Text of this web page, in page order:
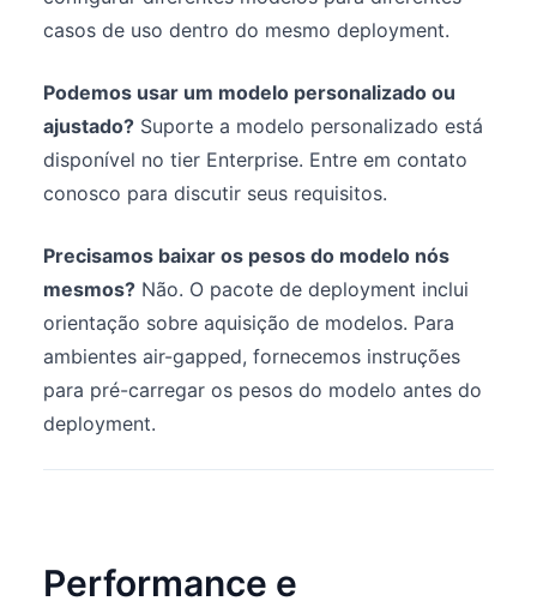
casos de uso dentro do mesmo deployment.
Podemos usar um modelo personalizado ou
ajustado? Suporte a modelo personalizado está
disponível no tier Enterprise. Entre em contato
conosco para discutir seus requisitos.
Precisamos baixar os pesos do modelo nós
mesmos? Não. O pacote de deployment inclui
orientação sobre aquisição de modelos. Para
ambientes air-gapped, fornecemos instruções
para pré-carregar os pesos do modelo antes do
deployment.
Performance e